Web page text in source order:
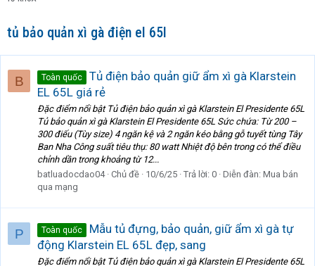
tủ bảo quản xì gà điện el 65l
B Toàn quốc
Tủ điện bảo quản giữ ẩm xì gà Klarstein
EL 65L giá rẻ
Đặc điểm nổi bật Tủ điện bảo quản xì gà Klarstein El Presidente 65L
Tủ bảo quản xì gà Klarstein El Presidente 65L Sức chứa: Từ 200 –
300 điếu (Tùy size) 4 ngăn kệ và 2 ngăn kéo bằng gỗ tuyết tùng Tây
Ban Nha Công suất tiêu thụ: 80 watt Nhiệt độ bên trong có thể điều
chỉnh dần trong khoảng từ 12...
batluadocdao04 Chủ đề 10/6/25 Trả lời: 0 Diễn đàn: Mua bán
qua mạng
P Toàn quốc
Mẫu tủ đựng, bảo quản, giữ ẩm xì gà tự
động Klarstein EL 65L đẹp, sang
Đặc điểm nổi bật Tủ điện bảo quản xì gà Klarstein El Presidente 65L